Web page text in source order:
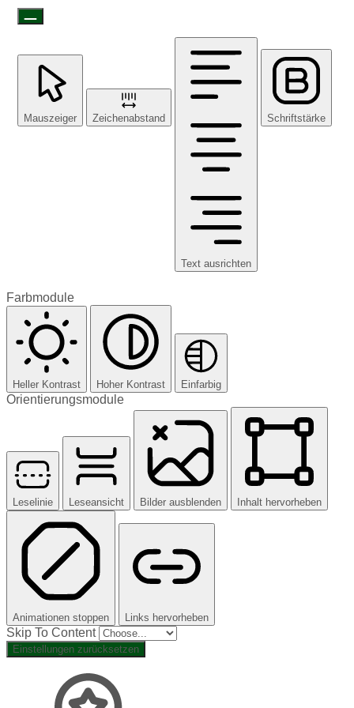
Mauszeiger Zeichenabstand
Text ausrichten
Schriftstärke
Farbmodule
Heller Kontrast Hoher Kontrast Einfarbig
Orientierungsmodule
Leselinie Leseansicht Bilder ausblenden Inhalt hervorheben
Animationen stoppen Links hervorheben
Skip To Content
Einstellungen zurücksetzen